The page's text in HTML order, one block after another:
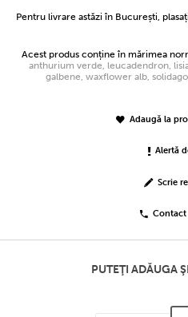
Pentru livrare astăzi în București,
Acest produs conține în mărimea
anthurium verde, leucadendron,
galbene, waxflower alb,
Adaugă la
Alertă
Scrie
Contact
PUTEŢI ADĂUGA